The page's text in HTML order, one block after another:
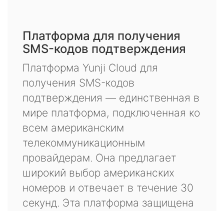
Платформа для получения
SMS-кодов подтверждения
Платформа Yunji Cloud для
получения SMS-кодов
подтверждения — единственная в
мире платформа, подключенная ко
всем американским
телекоммуникационным
провайдерам. Она предлагает
широкий выбор американских
номеров и отвечает в течение 30
секунд. Эта платформа защищена